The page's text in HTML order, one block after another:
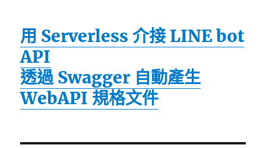
用 Serverless 介接 LINE bot
API
透過 Swagger 自動產生
WebAPI 規格文件